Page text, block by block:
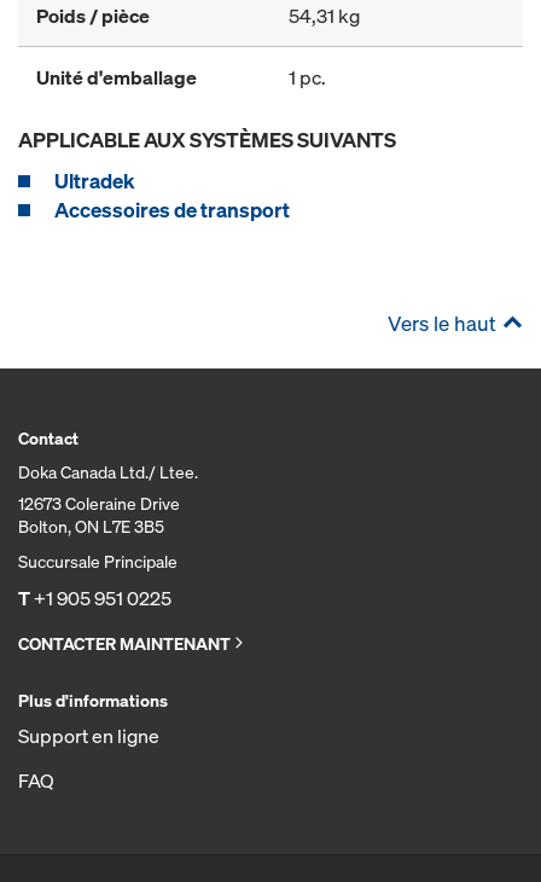
Poids / pièce 54,31 kg
Unité d'emballage 1 pc.
APPLICABLE AUX SYSTÈMES SUIVANTS
Ultradek
Accessoires de transport
Vers le haut
Contact
Doka Canada Ltd./ Ltee.
12673 Coleraine Drive
Bolton, ON L7E 3B5
Succursale Principale
T+1 905 951 0225
CONTACTER MAINTENANT
Plus d'informations
Support en ligne
FAQ